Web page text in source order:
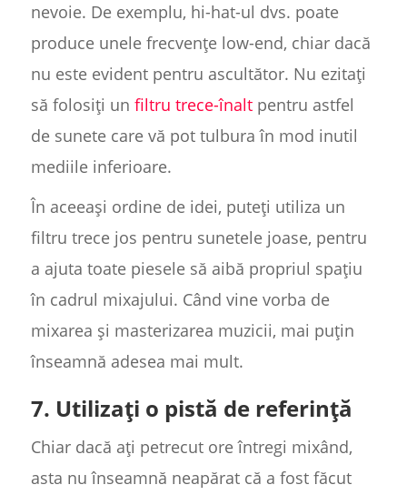
nevoie. De exemplu, hi-hat-ul dvs. poate
produce unele frecvențe low-end, chiar dacă
nu este evident pentru ascultător. Nu ezitați
să folosiți un filtru trece-înaltpentru astfel
de sunete care vă pot tulbura în mod inutil
mediile inferioare.
În aceeași ordine de idei, puteți utiliza un
filtru trece jos pentru sunetele joase, pentru
a ajuta toate piesele să aibă propriul spațiu
în cadrul mixajului. Când vine vorba de
mixarea și masterizarea muzicii, mai puțin
înseamnă adesea mai mult.
7. Utilizați o pistă de referință
Chiar dacă ați petrecut ore întregi mixând,
asta nu înseamnă neapărat că a fost făcut